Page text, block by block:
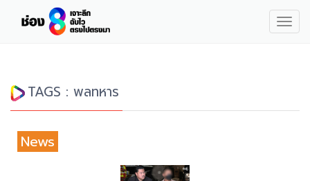
TAGS : พลทหาร
News